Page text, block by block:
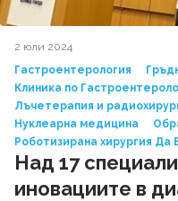
2 юли 2024
Гастроентерология
Клиника по
Лъчетерапия и
Нуклеарна медицина
Роботизирана хирургия Да
Над 17
иновациите в